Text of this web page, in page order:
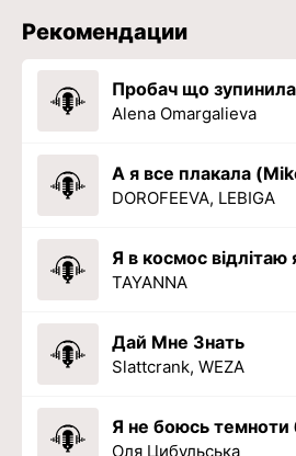
Рекомендации
Пробач що
Alena Omargalieva
DOROFEEVA, LEBIGA
Я в космос відлітаю
TAYANNA
Дай Мне Знать
Slattcrank, WEZA
Оля Цибульська